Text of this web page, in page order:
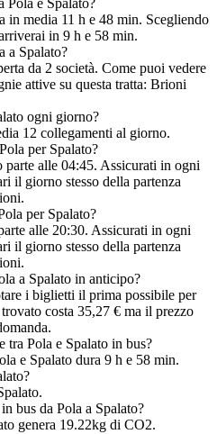
Pola e Spalato?
in media 11 h e 48 min. Scegliendo
in 9 h e 58 min.
a Spalato?
da 2 società. Come puoi vedere
attive su questa tratta: Brioni
ogni giorno?
12 collegamenti al giorno.
per Spalato?
alle 04:45. Assicurati in ogni
il giorno stesso della partenza
per Spalato?
alle 20:30. Assicurati in ogni
il giorno stesso della partenza
a Spalato in anticipo?
i biglietti il prima possibile per
costa 35,27 € ma il prezzo
Pola e Spalato in bus?
e Spalato dura 9 h e 58 min.
bus da Pola a Spalato?
genera 19.22kg di CO2.